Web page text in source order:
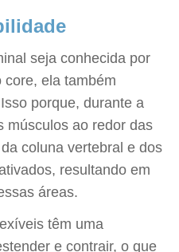
seja conhecida por
ela também
porque, durante a
músculos ao redor das
coluna vertebral e dos
resultando em
áreas.
têm uma
e contrair, o que